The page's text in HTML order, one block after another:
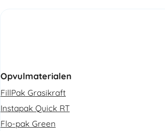
Opvulmaterialen
FillPak Grasikraft
Instapak Quick RT
Flo-pak Green